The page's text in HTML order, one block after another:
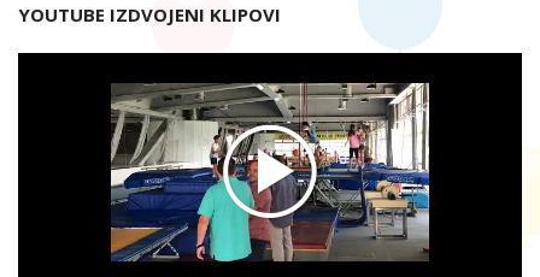
YOUTUBE IZDVOJENI KLIPOVI